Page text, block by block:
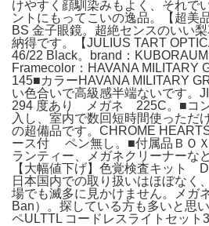
けやすく顔馴染みもよく、それで
ントにもってこいの逸品。【超美
BS 金子眼鏡。超絶センスのいい
納得です。【JULIUS TART
46/22 Black。brand：
Framecolor：HAVANA MILITARY
145■カラーHAVANA MILITARY
い色合いで高級感半端ないです。
294 度あり メガネ 225C。■コ
入し、室内で数回短時間使っただ
の超備品です。CHROME
ース付 ペン無し。■付属品ＢＯ
ランティー、メガネクリーナーな
【大幅値下げ】色覚検査キット
日本国内での取り扱いはほぼなく
場でも滅多に見かけません。メガ
Ban）。探している方も多いと思
ペULTTL コードレスライトセット